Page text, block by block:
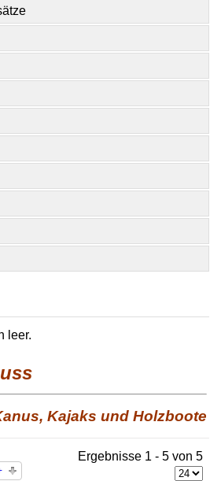
leer.
Kajaks und Holzboote
Ergebnisse 1 - 5 von 5